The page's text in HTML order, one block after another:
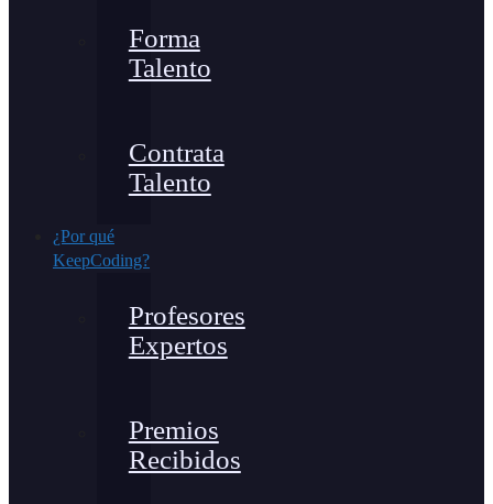
Forma
Talento
Contrata
Talento
¿Por qué
KeepCoding?
Profesores
Expertos
Premios
Recibidos